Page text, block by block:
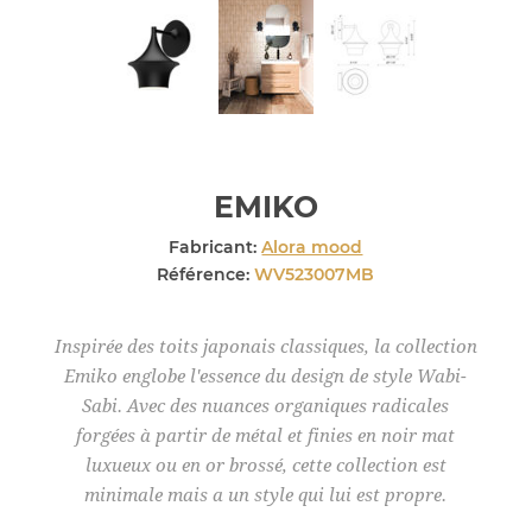
EMIKO
Fabricant: Alora mood
Référence: WV523007MB
Inspirée des toits japonais classiques, la collection
Emiko englobe l'essence du design de style Wabi-
Sabi. Avec des nuances organiques radicales
forgées à partir de métal et finies en noir mat
luxueux ou en or brossé, cette collection est
minimale mais a un style qui lui est propre.